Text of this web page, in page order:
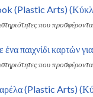
(Plastic Arts)
που
ένα παιχνίδι καρτών
που
(Plastic Arts)